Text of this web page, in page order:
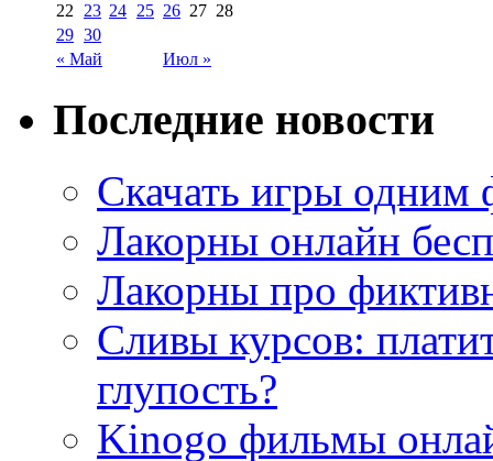
« Май Июл »
22
23 24 25 26 27 28
29 30
Последние новости
Скачать игры одним
Лакорны онлайн
Лакорны про
Сливы курсов:
глупость?
Kinogo фильмы